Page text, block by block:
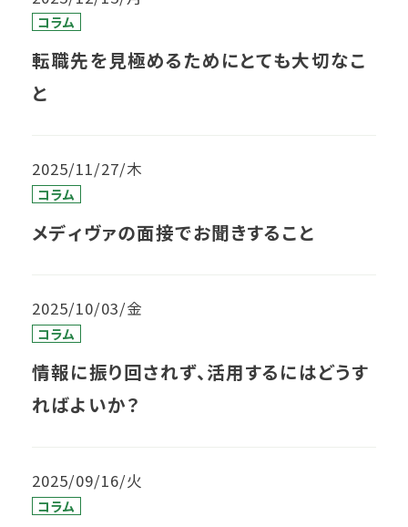
コラム
転職先を見極めるためにとても大切なこ
と
2025/11/27/木
コラム
メディヴァの面接でお聞きすること
2025/10/03/金
コラム
情報に振り回されず、活用するにはどうす
ればよいか？
2025/09/16/火
コラム